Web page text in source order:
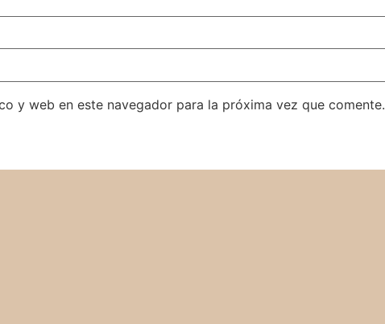
y web en este navegador para la próxima vez que comente.